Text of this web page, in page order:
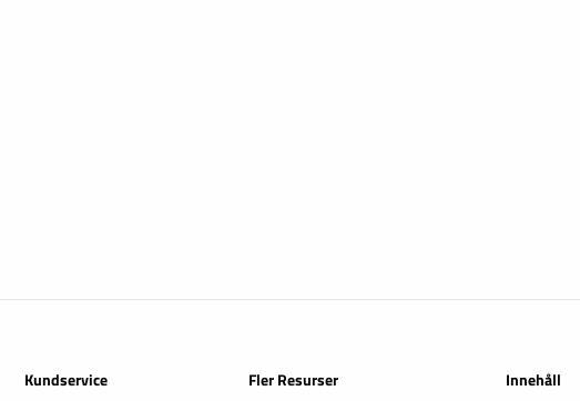
Kundservice Fler Resurser Innehåll